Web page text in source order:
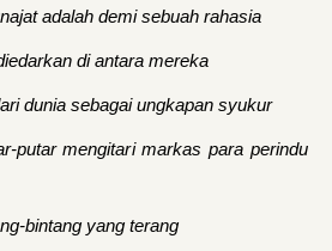
adalah demi sebuah rahasia
di antara mereka
dunia sebagai ungkapan syukur
putar mengitari markas para perindu
bintang yang terang